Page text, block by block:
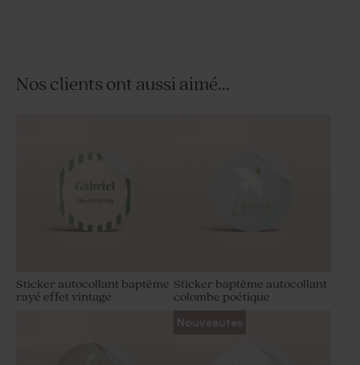
Nos clients ont aussi aimé...
Sticker autocollant baptême
rayé effet vintage
Sticker baptême autocollant
colombe poétique
Nouveautés